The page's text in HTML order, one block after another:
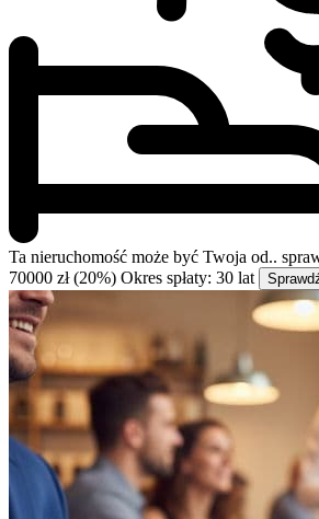
Ta nieruchomość może być Twoja od..
70000 zł (20%) Okres spłaty: 30 lat